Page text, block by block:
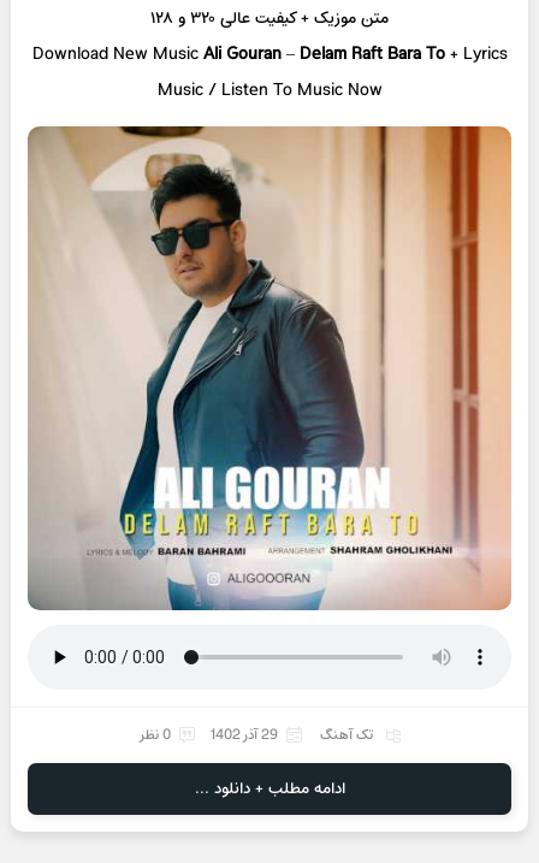
متن موزیک + کیفیت عالی ۳۲۰ و ۱۲۸
Download New MusicAli Gouran–Delam Raft Bara To+ Lyrics
Music / Listen To Music Now
تک آهنگ 29 آذر 1402 0 نظر
ادامه مطلب + دانلود ...